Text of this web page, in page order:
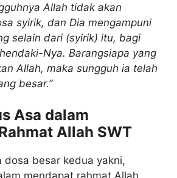
Allah tidak akan
syirik, dan Dia mengampuni
selain dari (syirik) itu, bagi
Nya. Barangsiapa yang
Allah, maka sungguh ia telah
besar.”
Asa dalam
Allah SWT
dosa besar kedua yakni,